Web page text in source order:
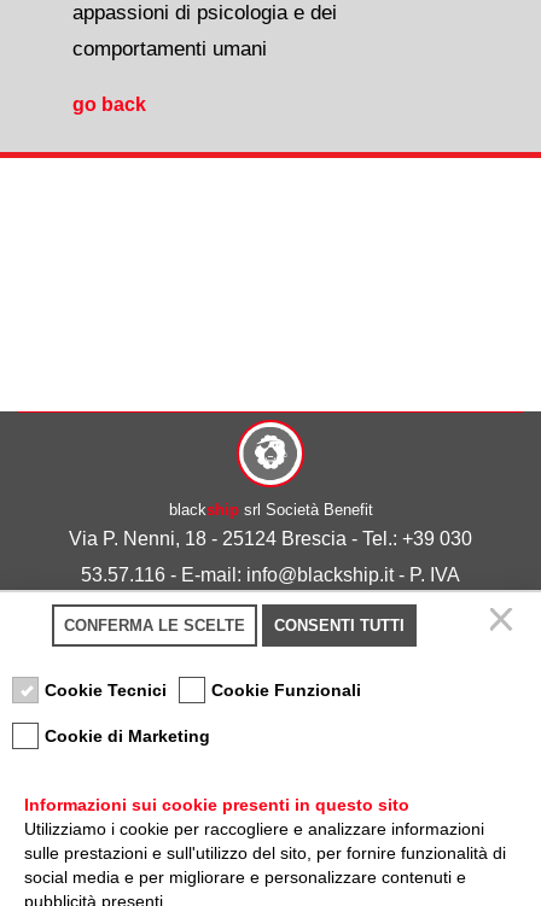
appassioni di psicologia e dei
comportamenti umani
go back
blackshipsrl Società Benefit
Via P. Nenni, 18 - 25124 Brescia - Tel.: +39 030
53.57.116 - E-mail: info@blackship.it - P. IVA
03492980986
Privacy policy-Cookie policy
Nota sulla Certificazione
CONFERMA LE SCELTE CONSENTI TUTTI
Cookie Tecnici Cookie Funzionali
Cookie di Marketing
Informazioni sui cookie presenti in questo sito
Utilizziamo i cookie per raccogliere e analizzare informazioni
sulle prestazioni e sull'utilizzo del sito, per fornire funzionalità di
social media e per migliorare e personalizzare contenuti e
pubblicità presenti.